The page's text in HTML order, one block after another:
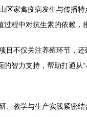
区家禽疫病发生与传播
程中对抗生素的依赖
目不仅关注养殖环节，
智力支持，帮助打通从
、教学与生产实践紧密